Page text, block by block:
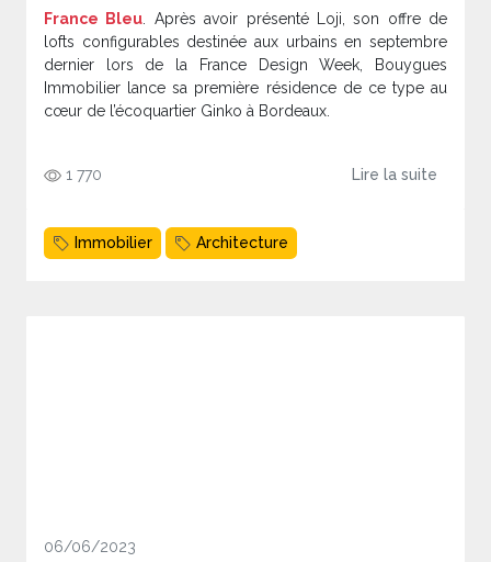
France Bleu . Après avoir présenté Loji, son offre de
lofts configurables destinée aux urbains en septembre
dernier lors de la France Design Week, Bouygues
Immobilier lance sa première résidence de ce type au
cœur de l’écoquartier Ginko à Bordeaux.
1 770 Lire la suite
Immobilier Architecture
06/06/2023